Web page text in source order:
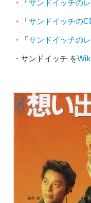
・「 サンドイッチの
・「 サンドイッチの
・「 サンドイッチの
・サンドイッチ を